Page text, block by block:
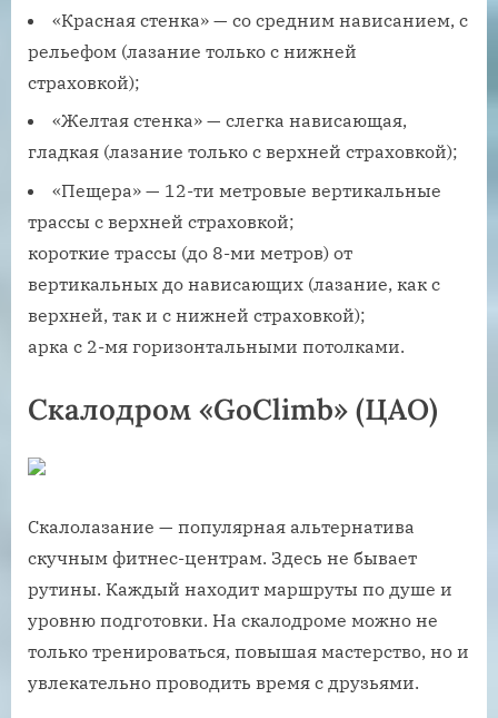
«Красная стенка» — со средним нависанием, с
рельефом (лазание только с нижней
страховкой);
«Желтая стенка» — слегка нависающая,
гладкая (лазание только с верхней страховкой);
«Пещера» — 12-ти метровые вертикальные
трассы с верхней страховкой;
короткие трассы (до 8-ми метров) от
вертикальных до нависающих (лазание, как с
верхней, так и с нижней страховкой);
арка с 2-мя горизонтальными потолками.
Скалодром «GoClimb» (ЦАО)
Скалолазание — популярная альтернатива
скучным фитнес-центрам. Здесь не бывает
рутины. Каждый находит маршруты по душе и
уровню подготовки. На скалодроме можно не
только тренироваться, повышая мастерство, но и
увлекательно проводить время с друзьями.